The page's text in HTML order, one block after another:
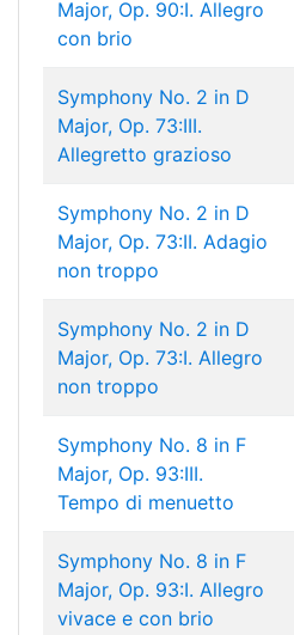
Major, Op. 90:I. Allegro
con brio
Symphony No. 2 in D
Major, Op. 73:III.
Allegretto grazioso
Symphony No. 2 in D
Major, Op. 73:II. Adagio
non troppo
Symphony No. 2 in D
Major, Op. 73:I. Allegro
non troppo
Symphony No. 8 in F
Major, Op. 93:III.
Tempo di menuetto
Symphony No. 8 in F
Major, Op. 93:I. Allegro
vivace e con brio